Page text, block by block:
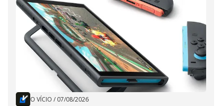
O VÍCIO / 07/08/2026